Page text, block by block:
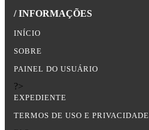
/ INFORMAÇÕES
INÍCIO
SOBRE
PAINEL DO USUÁRIO
?>
EXPEDIENTE
TERMOS DE USO E PRIVACIDADE